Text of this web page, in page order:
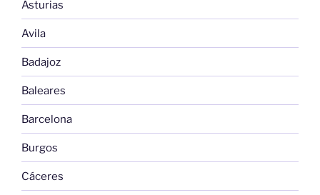
Asturias
Avila
Badajoz
Baleares
Barcelona
Burgos
Cáceres